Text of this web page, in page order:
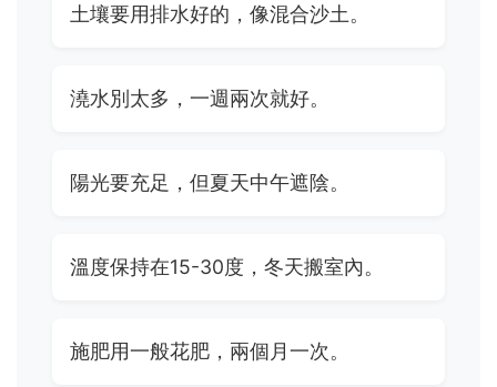
土壤要用排水好的，像混合沙土。
澆水別太多，一週兩次就好。
陽光要充足，但夏天中午遮陰。
溫度保持在15-30度，冬天搬室內。
施肥用一般花肥，兩個月一次。